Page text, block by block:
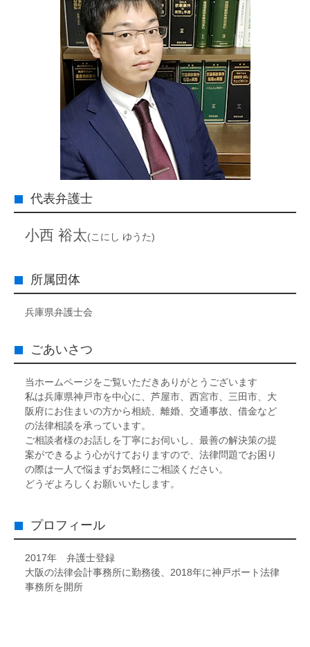
代表弁護士
小西 裕太(こにし ゆうた)
所属団体
兵庫県弁護士会
ごあいさつ
当ホームページをご覧いただきありがとうございます
私は兵庫県神戸市を中心に、芦屋市、西宮市、三田市、大
阪府にお住まいの方から相続、離婚、交通事故、借金など
の法律相談を承っています。
ご相談者様のお話しを丁寧にお伺いし、最善の解決策の提
案ができるよう心がけておりますので、法律問題でお困り
の際は一人で悩まずお気軽にご相談ください。
どうぞよろしくお願いいたします。
プロフィール
2017年 弁護士登録
大阪の法律会計事務所に勤務後、2018年に神戸ポート法律
事務所を開所